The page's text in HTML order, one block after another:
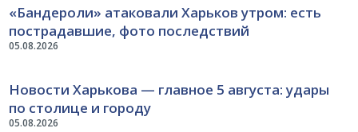
05.08.2026
«Бандероли» атаковали Харьков утром: есть
пострадавшие, фото последствий
05.08.2026
Новости Харькова — главное 5 августа: удары
по столице и городу